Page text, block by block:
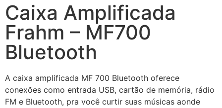
Caixa Amplificada
Frahm – MF700
Bluetooth
A caixa amplificada MF 700 Bluetooth oferece
conexões como entrada USB, cartão de memória, rádio
FM e Bluetooth, pra você curtir suas músicas aonde